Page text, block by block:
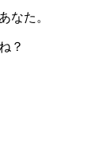
なた。
？